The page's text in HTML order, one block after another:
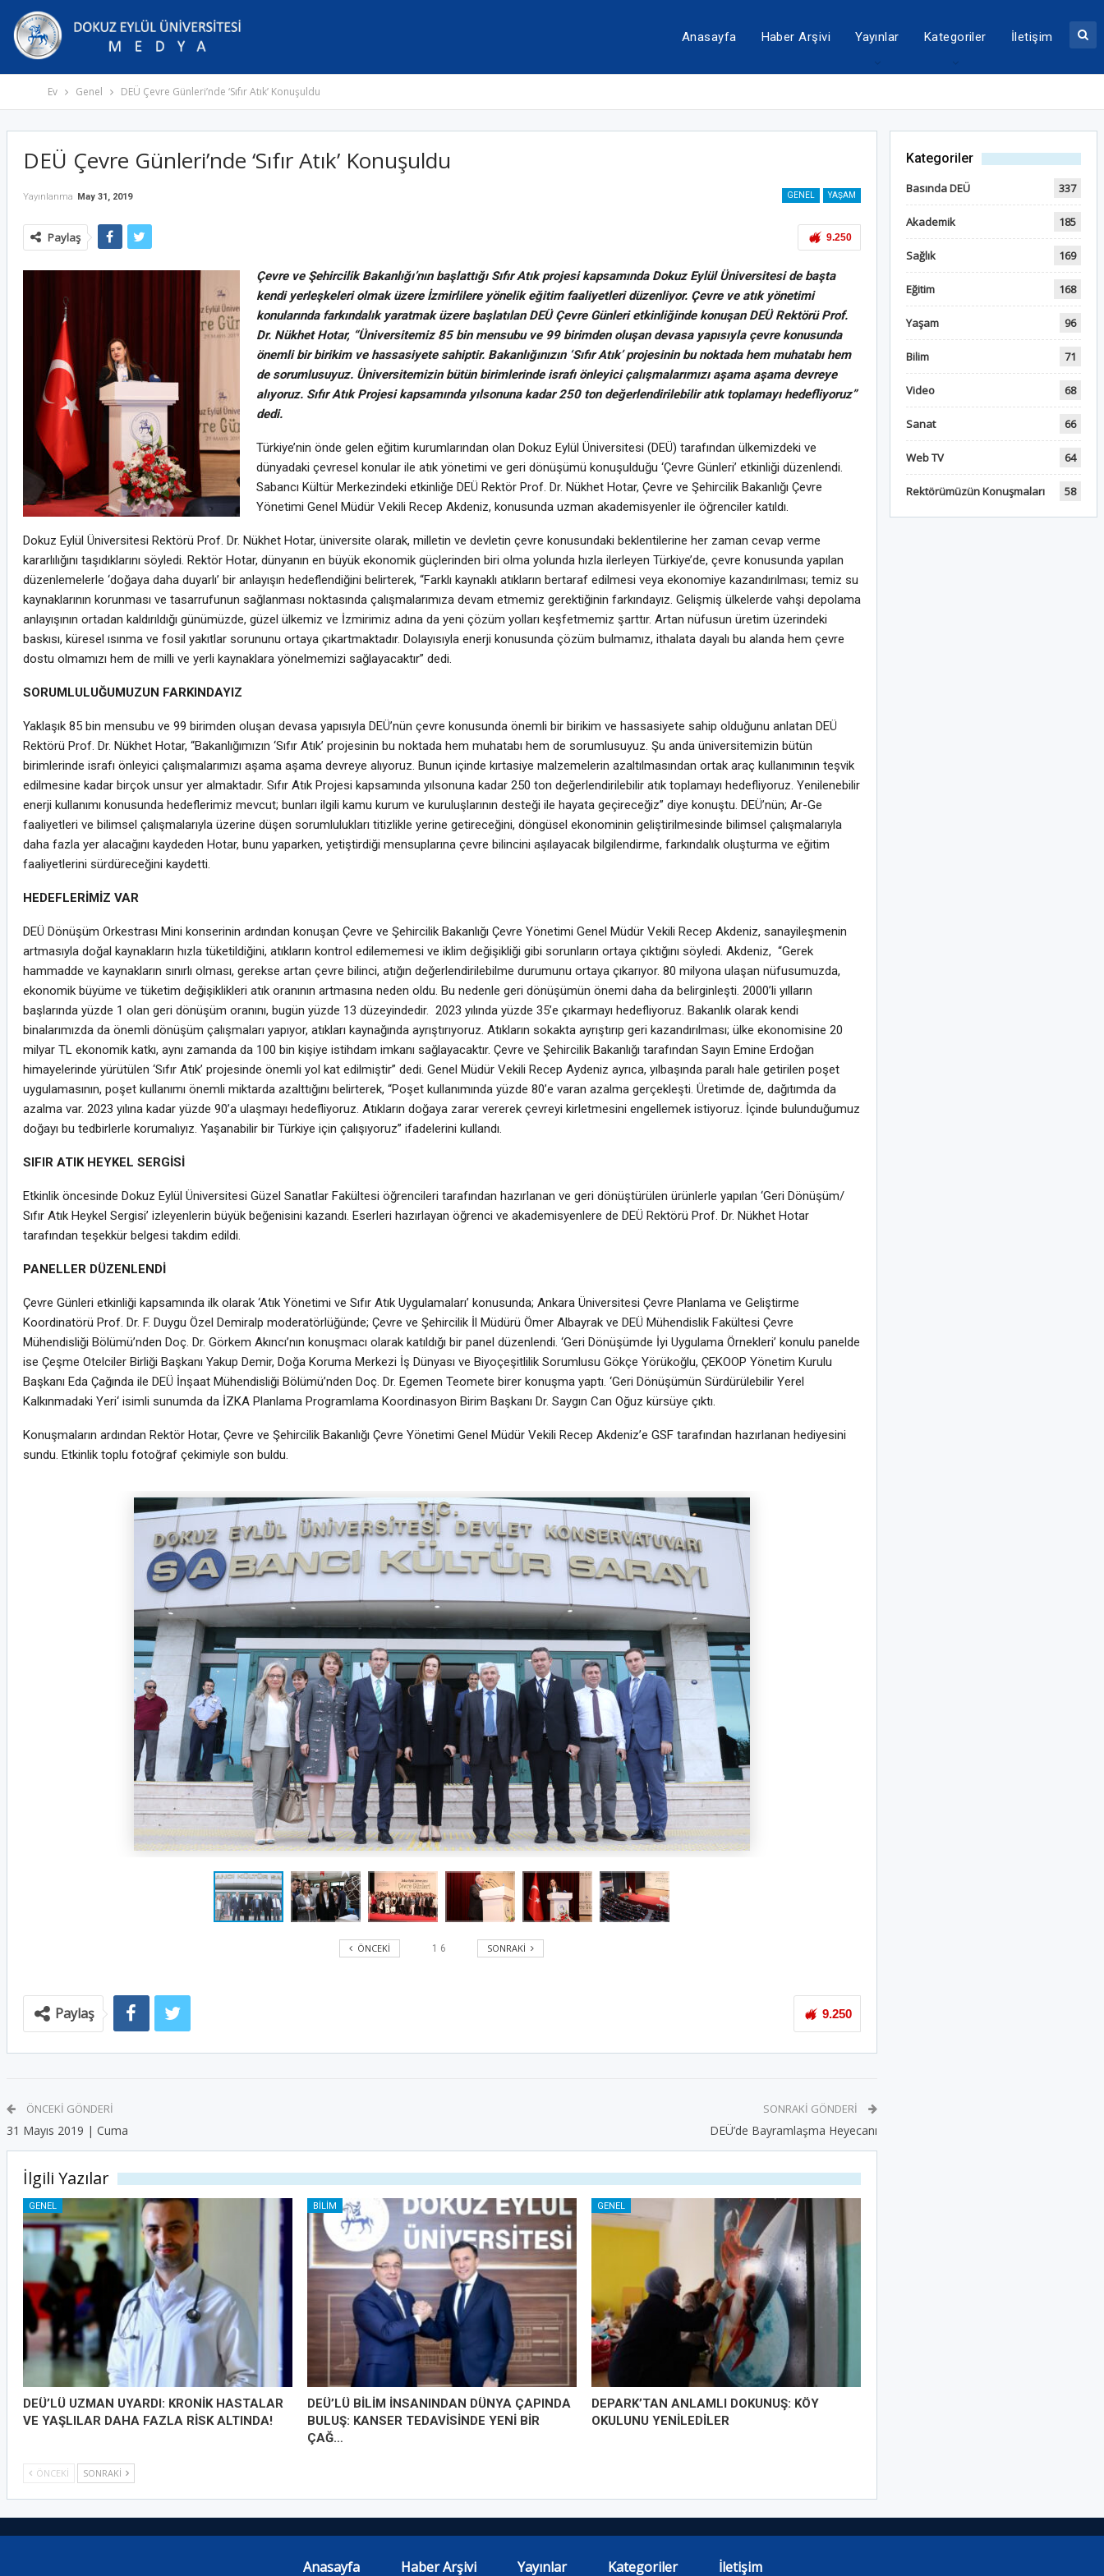
Anasayfa Haber Arşivi Yayınlar Kategoriler İletişim
Ev Genel DEÜ Çevre Günleri’nde ‘Sıfır Atık’ Konuşuldu
DEÜ Çevre Günleri’nde ‘Sıfır Atık’ Konuşuldu
GENEL YAŞAM
Yayınlanma May 31, 2019
9.250
Paylaş
Çevre ve Şehircilik Bakanlığı’nın başlattığı Sıfır Atık projesi kapsamında Dokuz Eylül Üniversitesi de başta
kendi yerleşkeleri olmak üzere İzmirlilere yönelik eğitim faaliyetleri düzenliyor. Çevre ve atık yönetimi
konularında farkındalık yaratmak üzere başlatılan DEÜ Çevre Günleri etkinliğinde konuşan DEÜ Rektörü Prof.
Dr. Nükhet Hotar, “Üniversitemiz 85 bin mensubu ve 99 birimden oluşan devasa yapısıyla çevre konusunda
önemli bir birikim ve hassasiyete sahiptir. Bakanlığınızın ‘Sıfır Atık’ projesinin bu noktada hem muhatabı hem
de sorumlusuyuz. Üniversitemizin bütün birimlerinde israfı önleyici çalışmalarımızı aşama aşama devreye
alıyoruz. Sıfır Atık Projesi kapsamında yılsonuna kadar 250 ton değerlendirilebilir atık toplamayı hedefliyoruz”
dedi.
Türkiye’nin önde gelen eğitim kurumlarından olan Dokuz Eylül Üniversitesi (DEÜ) tarafından ülkemizdeki ve
dünyadaki çevresel konular ile atık yönetimi ve geri dönüşümü konuşulduğu ‘Çevre Günleri’ etkinliği düzenlendi.
Sabancı Kültür Merkezindeki etkinliğe DEÜ Rektör Prof. Dr. Nükhet Hotar, Çevre ve Şehircilik Bakanlığı Çevre
Yönetimi Genel Müdür Vekili Recep Akdeniz, konusunda uzman akademisyenler ile öğrenciler katıldı.
Dokuz Eylül Üniversitesi Rektörü Prof. Dr. Nükhet Hotar, üniversite olarak, milletin ve devletin çevre konusundaki beklentilerine her zaman cevap verme
kararlılığını taşıdıklarını söyledi. Rektör Hotar, dünyanın en büyük ekonomik güçlerinden biri olma yolunda hızla ilerleyen Türkiye’de, çevre konusunda yapılan
düzenlemelerle ‘doğaya daha duyarlı’ bir anlayışın hedeflendiğini belirterek, “Farklı kaynaklı atıkların bertaraf edilmesi veya ekonomiye kazandırılması; temiz su
kaynaklarının korunması ve tasarrufunun sağlanması noktasında çalışmalarımıza devam etmemiz gerektiğinin farkındayız. Gelişmiş ülkelerde vahşi depolama
anlayışının ortadan kaldırıldığı günümüzde, güzel ülkemiz ve İzmirimiz adına da yeni çözüm yolları keşfetmemiz şarttır. Artan nüfusun üretim üzerindeki
baskısı, küresel ısınma ve fosil yakıtlar sorununu ortaya çıkartmaktadır. Dolayısıyla enerji konusunda çözüm bulmamız, ithalata dayalı bu alanda hem çevre
dostu olmamızı hem de milli ve yerli kaynaklara yönelmemizi sağlayacaktır” dedi.
SORUMLULUĞUMUZUN FARKINDAYIZ
Yaklaşık 85 bin mensubu ve 99 birimden oluşan devasa yapısıyla DEÜ’nün çevre konusunda önemli bir birikim ve hassasiyete sahip olduğunu anlatan DEÜ
Rektörü Prof. Dr. Nükhet Hotar, “Bakanlığımızın ‘Sıfır Atık’ projesinin bu noktada hem muhatabı hem de sorumlusuyuz. Şu anda üniversitemizin bütün
birimlerinde israfı önleyici çalışmalarımızı aşama aşama devreye alıyoruz. Bunun içinde kırtasiye malzemelerin azaltılmasından ortak araç kullanımının teşvik
edilmesine kadar birçok unsur yer almaktadır. Sıfır Atık Projesi kapsamında yılsonuna kadar 250 ton değerlendirilebilir atık toplamayı hedefliyoruz. Yenilenebilir
enerji kullanımı konusunda hedeflerimiz mevcut; bunları ilgili kamu kurum ve kuruluşlarının desteği ile hayata geçireceğiz” diye konuştu. DEÜ’nün; Ar-Ge
faaliyetleri ve bilimsel çalışmalarıyla üzerine düşen sorumlulukları titizlikle yerine getireceğini, döngüsel ekonominin geliştirilmesinde bilimsel çalışmalarıyla
daha fazla yer alacağını kaydeden Hotar, bunu yaparken, yetiştirdiği mensuplarına çevre bilincini aşılayacak bilgilendirme, farkındalık oluşturma ve eğitim
faaliyetlerini sürdüreceğini kaydetti.
HEDEFLERİMİZ VAR
DEÜ Dönüşüm Orkestrası Mini konserinin ardından konuşan Çevre ve Şehircilik Bakanlığı Çevre Yönetimi Genel Müdür Vekili Recep Akdeniz, sanayileşmenin
artmasıyla doğal kaynakların hızla tüketildiğini, atıkların kontrol edilememesi ve iklim değişikliği gibi sorunların ortaya çıktığını söyledi. Akdeniz, “Gerek
hammadde ve kaynakların sınırlı olması, gerekse artan çevre bilinci, atığın değerlendirilebilme durumunu ortaya çıkarıyor. 80 milyona ulaşan nüfusumuzda,
ekonomik büyüme ve tüketim değişiklikleri atık oranının artmasına neden oldu. Bu nedenle geri dönüşümün önemi daha da belirginleşti. 2000’li yılların
başlarında yüzde 1 olan geri dönüşüm oranını, bugün yüzde 13 düzeyindedir. 2023 yılında yüzde 35’e çıkarmayı hedefliyoruz. Bakanlık olarak kendi
binalarımızda da önemli dönüşüm çalışmaları yapıyor, atıkları kaynağında ayrıştırıyoruz. Atıkların sokakta ayrıştırıp geri kazandırılması; ülke ekonomisine 20
milyar TL ekonomik katkı, aynı zamanda da 100 bin kişiye istihdam imkanı sağlayacaktır. Çevre ve Şehircilik Bakanlığı tarafından Sayın Emine Erdoğan
himayelerinde yürütülen ‘Sıfır Atık’ projesinde önemli yol kat edilmiştir” dedi. Genel Müdür Vekili Recep Aydeniz ayrıca, yılbaşında paralı hale getirilen poşet
uygulamasının, poşet kullanımı önemli miktarda azalttığını belirterek, “Poşet kullanımında yüzde 80’e varan azalma gerçekleşti. Üretimde de, dağıtımda da
azalma var. 2023 yılına kadar yüzde 90’a ulaşmayı hedefliyoruz. Atıkların doğaya zarar vererek çevreyi kirletmesini engellemek istiyoruz. İçinde bulunduğumuz
doğayı bu tedbirlerle korumalıyız. Yaşanabilir bir Türkiye için çalışıyoruz” ifadelerini kullandı.
SIFIR ATIK HEYKEL SERGİSİ
Etkinlik öncesinde Dokuz Eylül Üniversitesi Güzel Sanatlar Fakültesi öğrencileri tarafından hazırlanan ve geri dönüştürülen ürünlerle yapılan ‘Geri Dönüşüm/
Sıfır Atık Heykel Sergisi’ izleyenlerin büyük beğenisini kazandı. Eserleri hazırlayan öğrenci ve akademisyenlere de DEÜ Rektörü Prof. Dr. Nükhet Hotar
tarafından teşekkür belgesi takdim edildi.
PANELLER DÜZENLENDİ
Çevre Günleri etkinliği kapsamında ilk olarak ‘Atık Yönetimi ve Sıfır Atık Uygulamaları’ konusunda; Ankara Üniversitesi Çevre Planlama ve Geliştirme
Koordinatörü Prof. Dr. F. Duygu Özel Demiralp moderatörlüğünde; Çevre ve Şehircilik İl Müdürü Ömer Albayrak ve DEÜ Mühendislik Fakültesi Çevre
Mühendisliği Bölümü’nden Doç. Dr. Görkem Akıncı’nın konuşmacı olarak katıldığı bir panel düzenlendi. ‘Geri Dönüşümde İyi Uygulama Örnekleri’ konulu panelde
ise Çeşme Otelciler Birliği Başkanı Yakup Demir, Doğa Koruma Merkezi İş Dünyası ve Biyoçeşitlilik Sorumlusu Gökçe Yörükoğlu, ÇEKOOP Yönetim Kurulu
Başkanı Eda Çağında ile DEÜ İnşaat Mühendisliği Bölümü’nden Doç. Dr. Egemen Teomete birer konuşma yaptı. ‘Geri Dönüşümün Sürdürülebilir Yerel
Kalkınmadaki Yeri‘ isimli sunumda da İZKA Planlama Programlama Koordinasyon Birim Başkanı Dr. Saygın Can Oğuz kürsüye çıktı.
Konuşmaların ardından Rektör Hotar, Çevre ve Şehircilik Bakanlığı Çevre Yönetimi Genel Müdür Vekili Recep Akdeniz’e GSF tarafından hazırlanan hediyesini
sundu. Etkinlik toplu fotoğraf çekimiyle son buldu.
ÖNCEKI 1 6 SONRAKI
9.250
Paylaş
ÖNCEKI GÖNDERI
31 Mayıs 2019 | Cuma
SONRAKI GÖNDERI
DEÜ’de Bayramlaşma Heyecanı
İlgili Yazılar
GENEL
DEÜ’LÜ UZMAN UYARDI: KRONİK HASTALAR
VE YAŞLILAR DAHA FAZLA RİSK ALTINDA!
BILIM
DEÜ’LÜ BİLİM İNSANINDAN DÜNYA ÇAPINDA
BULUŞ: KANSER TEDAVİSİNDE YENİ BİR
ÇAĞ…
GENEL
DEPARK’TAN ANLAMLI DOKUNUŞ: KÖY
OKULUNU YENİLEDİLER
ÖNCEKI SONRAKI
Kategoriler
Basında DEÜ 337
Akademik 185
Sağlık 169
Eğitim 168
Yaşam 96
Bilim 71
Video 68
Sanat 66
Web TV 64
Rektörümüzün Konuşmaları 58
Anasayfa Haber Arşivi Yayınlar Kategoriler İletişim